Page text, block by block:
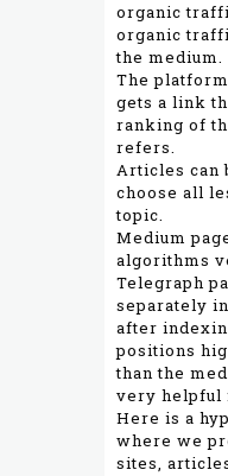
organic
organic
the medium.
The
gets a link
ranking of
refers.
Articles can
choose all
topic.
Medium
algorithms
Telegraph
separately
after
positions
than the
very helpful
Here is a
where we
sites,